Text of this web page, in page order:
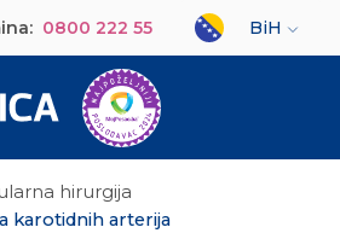
0800 222 55
Select your
BiH
hirurgija
karotidnih arterija